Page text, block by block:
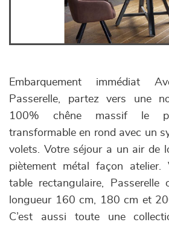
Embarquement immédiat
Passerelle, partez vers une
100% chêne massif le
transformable en rond avec un
volets. Votre séjour a un air de
piètement métal façon atelier.
table rectangulaire, Passerelle
longueur 160 cm, 180 cm et
C’est aussi toute une